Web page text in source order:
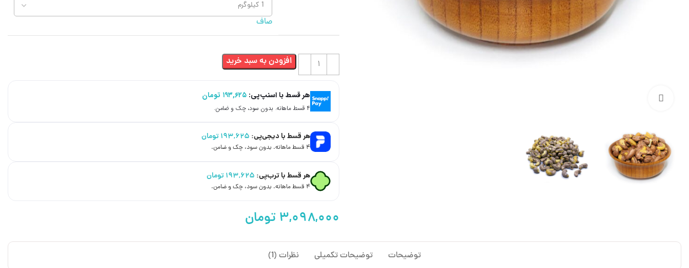
صاف
افزودن به سبد خرید
هر قسط با اسنپ‌پی: ۱۹۳,۶۲۵ تومان
۴ قسط ماهانه. بدون سود، چک و ضامن.
هر قسط با دیجی‌پی: ۱۹۳,۶۲۵تومان
۴ قسط ماهانه. بدون سود، چک و ضامن.
هر قسط با ترب‌پی: ۱۹۳,۶۲۵تومان
۴ قسط ماهانه. بدون سود، چک و ضامن.
توضیحات توضیحات تکمیلی نظرات (1)